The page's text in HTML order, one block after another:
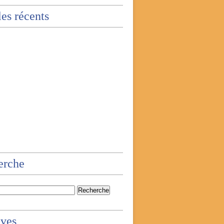
récents